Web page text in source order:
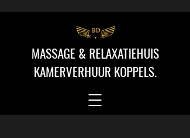
MASSAGE & RELAXATIEHUIS
KAMERVERHUUR KOPPELS.